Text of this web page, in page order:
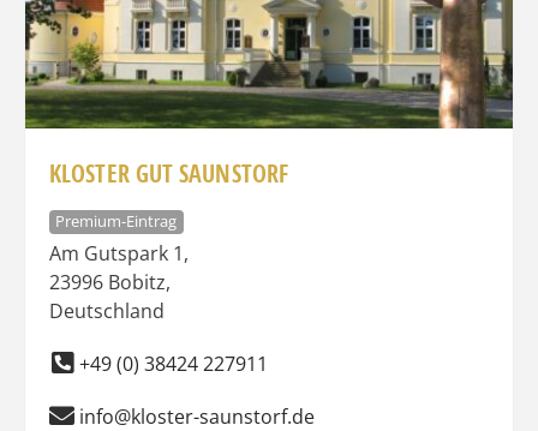
KLOSTER GUT SAUNSTORF
Premium-Eintrag
Am Gutspark 1,
23996 Bobitz,
Deutschland
+49 (0) 38424 227911
info@kloster-saunstorf.de